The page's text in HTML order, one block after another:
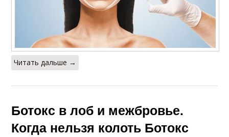
Читать дальше →
Ботокс в лоб и межбровье.
Когда нельзя колоть Ботокс